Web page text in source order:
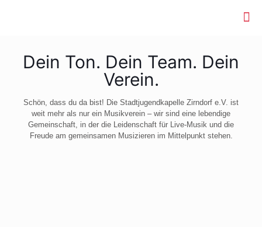
Dein Ton. Dein Team. Dein
Verein.
Schön, dass du da bist! Die Stadtjugendkapelle Zirndorf e.V. ist
weit mehr als nur ein Musikverein – wir sind eine lebendige
Gemeinschaft, in der die Leidenschaft für Live-Musik und die
Freude am gemeinsamen Musizieren im Mittelpunkt stehen.